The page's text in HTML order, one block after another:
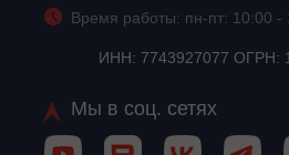
Время работы: пн-пт: 10:00 -
ИНН: 7743927077 ОГРН:
Мы в соц. сетях